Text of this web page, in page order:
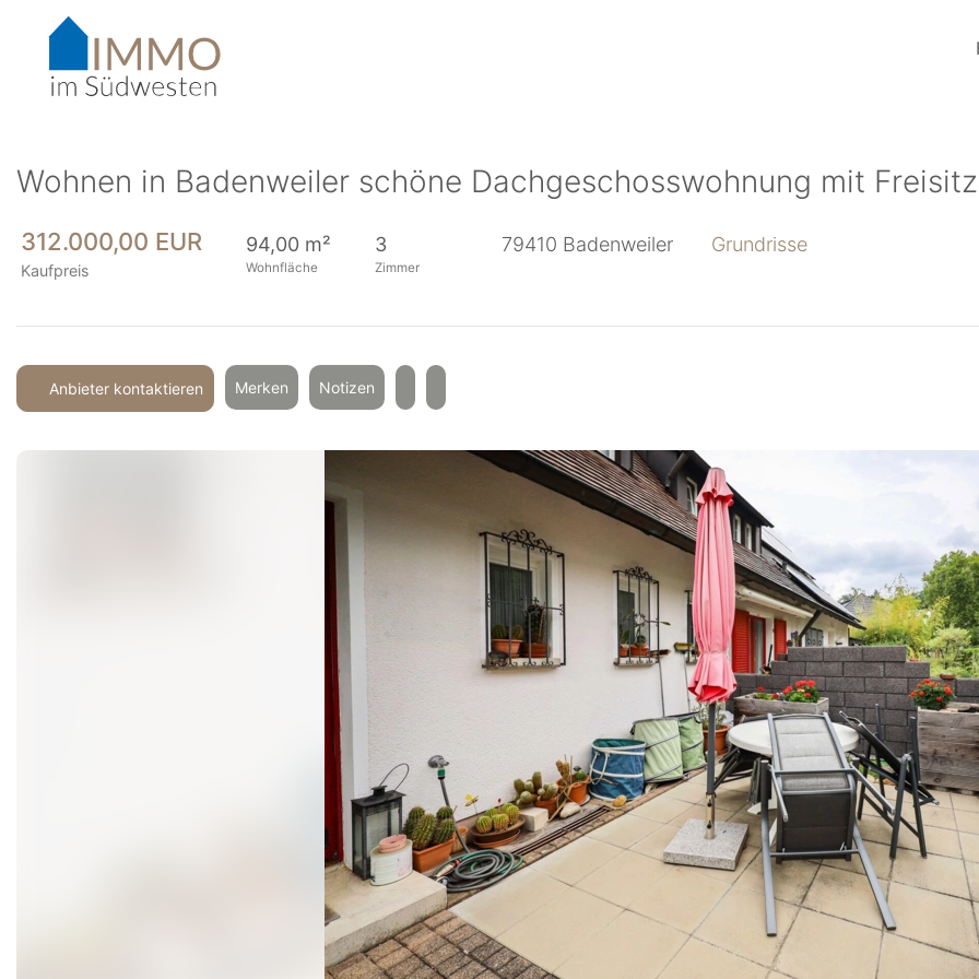
Accessibility-
Modus
Wohnen in Badenweiler schöne Dachgeschosswohnung mit
312.000,00 EUR
Kaufpreis
94,00 m²
Wohnfläche
3
Zimmer
79410 Badenweiler Grundrisse
Anbieter kontaktieren Merken Notizen